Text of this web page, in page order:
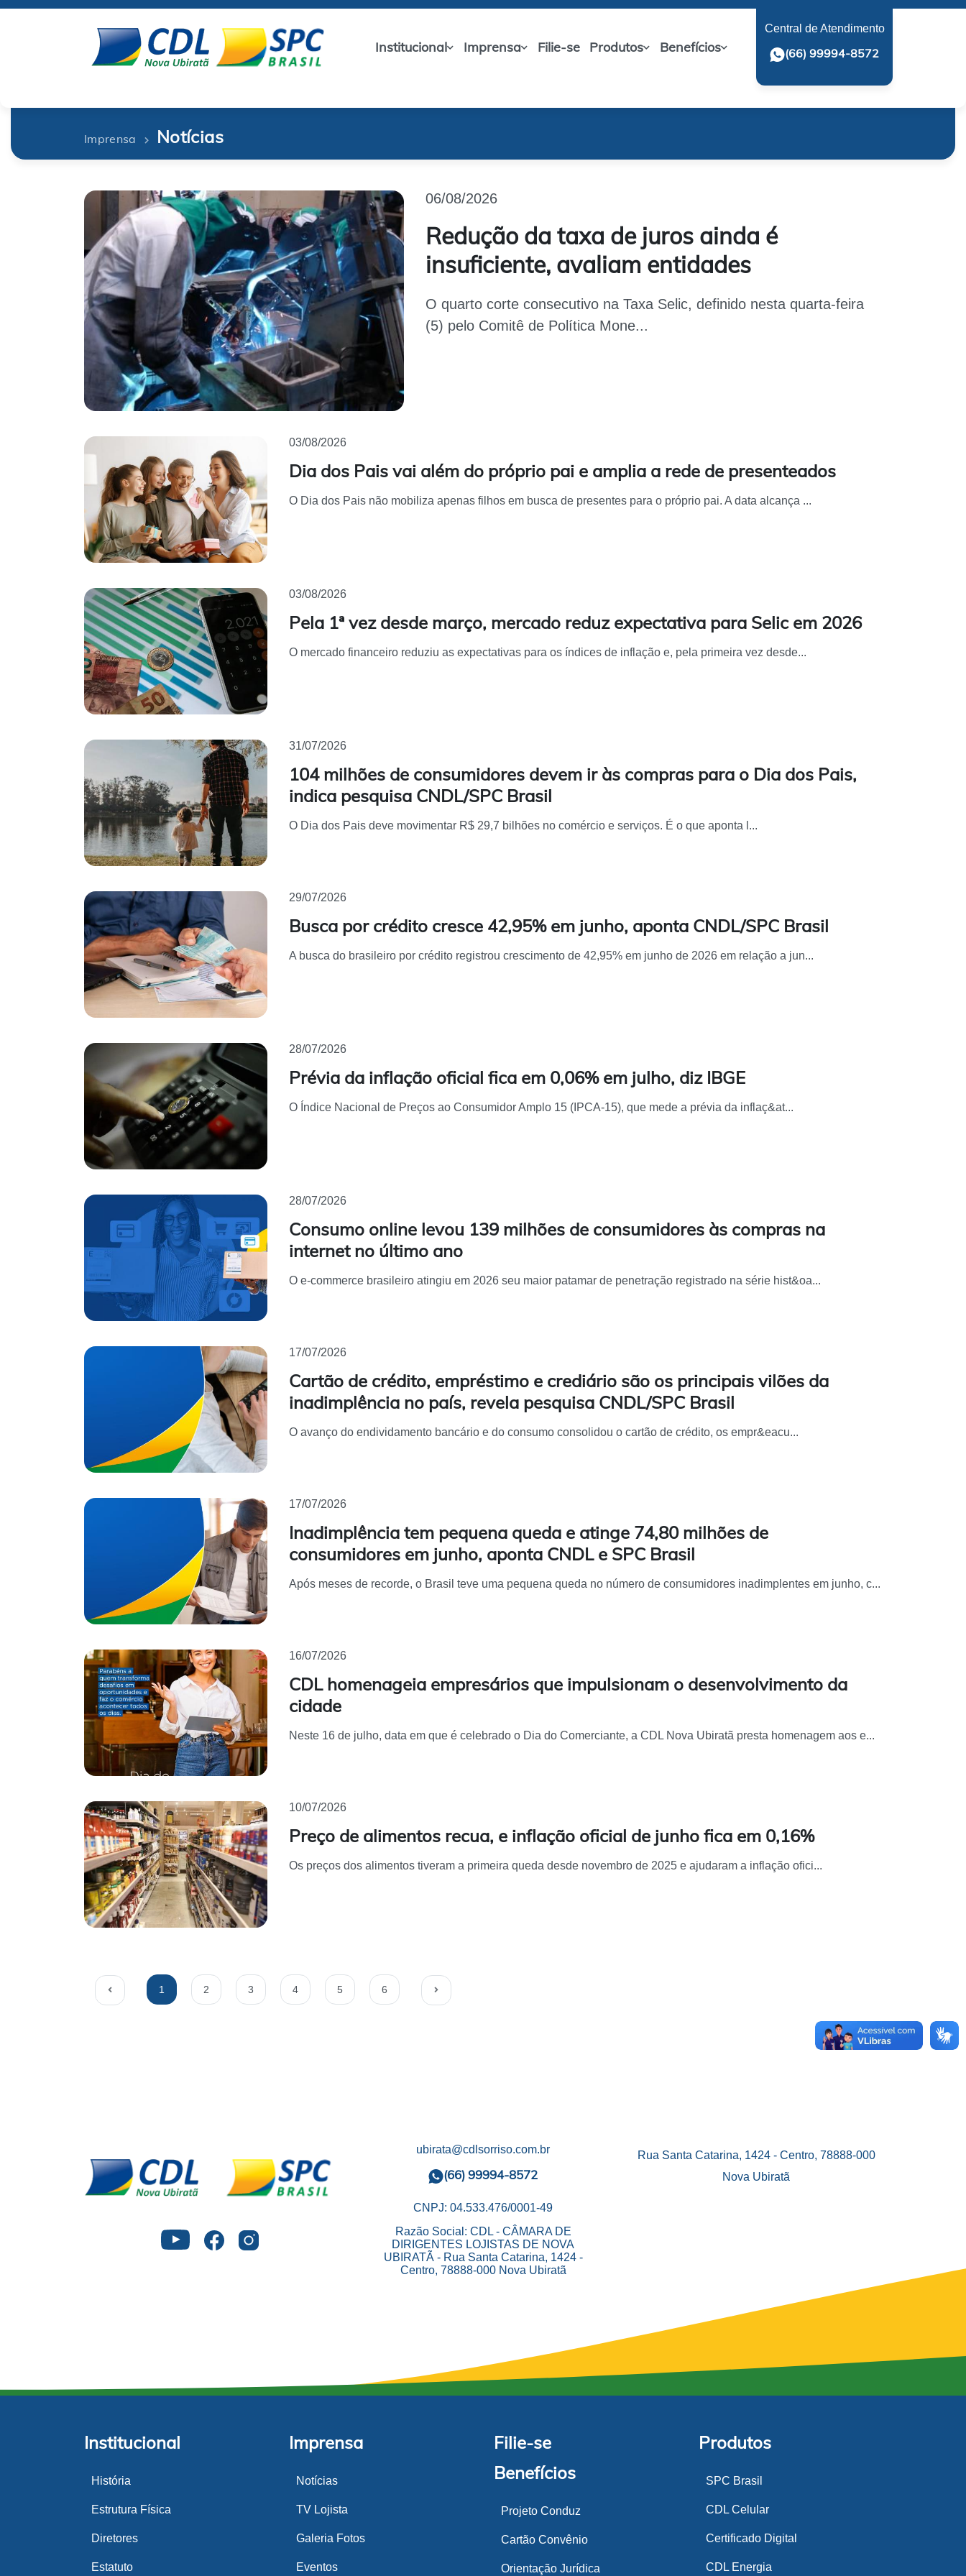
Institucional Imprensa Filie-se Produtos Benefícios
Central de Atendimento
(66) 99994-8572
Imprensa Notícias
06/08/2026
Redução da taxa de juros ainda é
insuficiente, avaliam entidades
O quarto corte consecutivo na Taxa Selic, definido nesta quarta-feira
(5) pelo Comitê de Política Mone...
03/08/2026
Dia dos Pais vai além do próprio pai e amplia a rede de presenteados
O Dia dos Pais não mobiliza apenas filhos em busca de presentes para o próprio pai. A data alcança ...
03/08/2026
Pela 1ª vez desde março, mercado reduz expectativa para Selic em 2026
O mercado financeiro reduziu as expectativas para os índices de inflação e, pela primeira vez desde...
31/07/2026
104 milhões de consumidores devem ir às compras para o Dia dos Pais,
indica pesquisa CNDL/SPC Brasil
O Dia dos Pais deve movimentar R$ 29,7 bilhões no comércio e serviços. É o que aponta l...
29/07/2026
Busca por crédito cresce 42,95% em junho, aponta CNDL/SPC Brasil
A busca do brasileiro por crédito registrou crescimento de 42,95% em junho de 2026 em relação a jun...
28/07/2026
Prévia da inflação oficial fica em 0,06% em julho, diz IBGE
O Índice Nacional de Preços ao Consumidor Amplo 15 (IPCA-15), que mede a prévia da inflaç&at...
28/07/2026
Consumo online levou 139 milhões de consumidores às compras na
internet no último ano
O e-commerce brasileiro atingiu em 2026 seu maior patamar de penetração registrado na série hist&oa...
17/07/2026
Cartão de crédito, empréstimo e crediário são os principais vilões da
inadimplência no país, revela pesquisa CNDL/SPC Brasil
O avanço do endividamento bancário e do consumo consolidou o cartão de crédito, os empr&eacu...
17/07/2026
Inadimplência tem pequena queda e atinge 74,80 milhões de
consumidores em junho, aponta CNDL e SPC Brasil
Após meses de recorde, o Brasil teve uma pequena queda no número de consumidores inadimplentes em junho, c...
16/07/2026
CDL homenageia empresários que impulsionam o desenvolvimento da
cidade
Neste 16 de julho, data em que é celebrado o Dia do Comerciante, a CDL Nova Ubiratã presta homenagem aos e...
10/07/2026
Preço de alimentos recua, e inflação oficial de junho fica em 0,16%
Os preços dos alimentos tiveram a primeira queda desde novembro de 2025 e ajudaram a inflação ofici...
1 2 3 4 5 6
ubirata@cdlsorriso.com.br
(66) 99994-8572
CNPJ: 04.533.476/0001-49
Razão Social: CDL - CÂMARA DE
DIRIGENTES LOJISTAS DE NOVA
UBIRATÃ - Rua Santa Catarina, 1424 -
Centro, 78888-000 Nova Ubiratã
Rua Santa Catarina, 1424 - Centro, 78888-000
Nova Ubiratã
Institucional
História
Estrutura Física
Diretores
Estatuto
Imprensa
Notícias
TV Lojista
Galeria Fotos
Eventos
Filie-se
Benefícios
Projeto Conduz
Cartão Convênio
Orientação Jurídica
Produtos
SPC Brasil
CDL Celular
Certificado Digital
CDL Energia